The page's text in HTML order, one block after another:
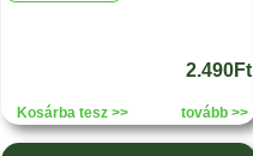
2.490Ft
Kosárba tesz >> tovább >>